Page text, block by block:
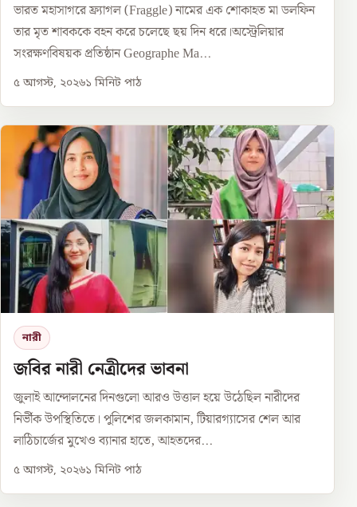
ভারত মহাসাগরে ফ্র্যাগল (Fraggle) নামের এক শোকাহত মা ডলফিন
তার মৃত শাবককে বহন করে চলেছে ছয় দিন ধরে।অস্ট্রেলিয়ার
সংরক্ষণবিষয়ক প্রতিষ্ঠান Geographe Ma...
৫ আগস্ট, ২০২৬১ মিনিট পাঠ
নারী
জবির নারী নেত্রীদের ভাবনা
জুলাই আন্দোলনের দিনগুলো আরও উত্তাল হয়ে উঠেছিল নারীদের
নির্ভীক উপস্থিতিতে। পুলিশের জলকামান, টিয়ারগ্যাসের শেল আর
লাঠিচার্জের মুখেও ব্যানার হাতে, আহতদের...
৫ আগস্ট, ২০২৬১ মিনিট পাঠ